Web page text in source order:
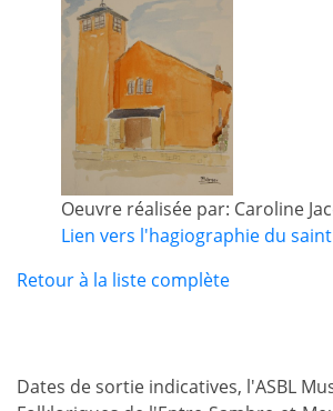
Oeuvre réalisée par: Caroline
Lien vers l'hagiographie du
Retour à la liste complète
Dates de sortie indicatives, l'ASBL